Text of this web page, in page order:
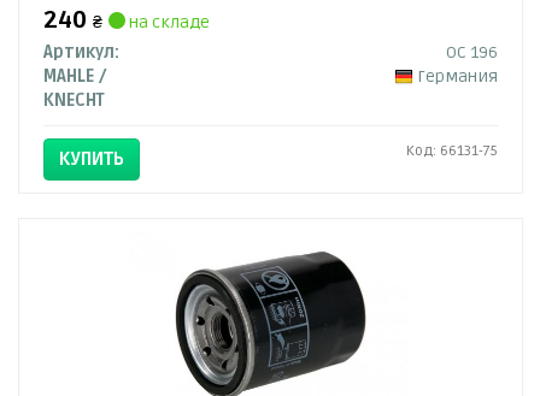
240 ₴
на складе
Артикул:
OC 196
MAHLE /
KNECHT
Германия
КУПИТЬ Код: 66131-75